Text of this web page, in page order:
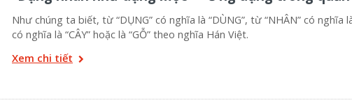
Như chúng ta biết, từ “DỤNG” có nghĩa là “DÙNG”, từ “NHÂN” có nghĩa
có nghĩa là “CÂY” hoặc là “GỖ” theo nghĩa Hán Việt.
Xem chi tiết